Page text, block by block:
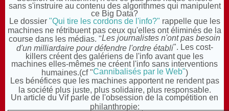
sans s'instruire au contenu des algorithmes qui manipulent
ce Big Data?
Le dossier"Qui tire les cordons de l'info?" rappelle que les
machines ne rétribuent pas ceux qu'elles ont éliminés de la
course dans les médias. "Les journalistes n'ont pas besoin
d'un milliardaire pour défendre l'ordre établi". Les cost-
killers créent des galériens de l'info avant que les
machines elles-mêmes ne créent l'info sans interventions
humaines.(cf "Cannibalisés par le Web")
Les bénéfices que les machines apportent ne rendent pas
la société plus juste, plus solidaire, plus responsable.
Un article du Vif parle de l'obsession de la compétition en
philanthropie: